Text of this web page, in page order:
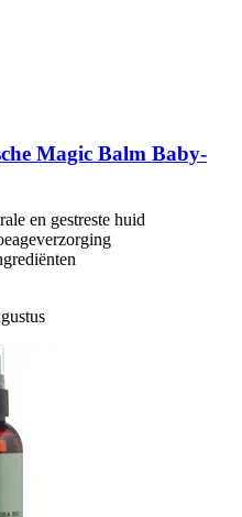
Magic Balm Baby-​
en gestreste huid